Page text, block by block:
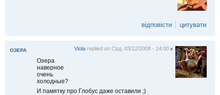
відповісти цитувати
ОЗЕРА Violareplied on Срд, 03/12/2008 - 14:00 #
Озера
наверное
очень
холодные?
И памятку про Глобус даже оставили ;)